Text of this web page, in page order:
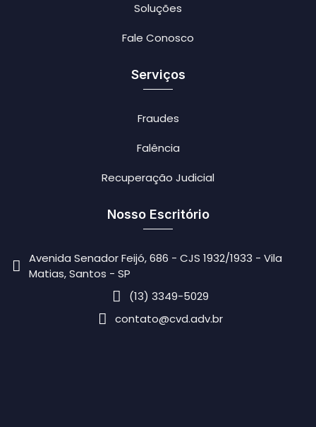
Soluções
Fale Conosco
Serviços
Fraudes
Falência
Recuperação Judicial
Nosso Escritório
Avenida Senador Feijó, 686 - CJS 1932/1933 - Vila
Matias, Santos - SP
(13) 3349-5029
contato@cvd.adv.br